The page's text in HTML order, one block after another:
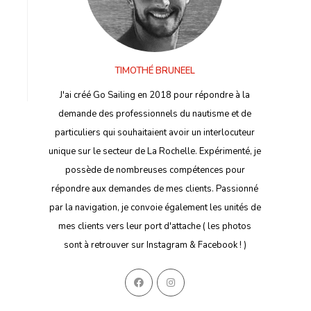
TIMOTHÉ BRUNEEL
J'ai créé Go Sailing en 2018 pour répondre à la
demande des professionnels du nautisme et de
particuliers qui souhaitaient avoir un interlocuteur
unique sur le secteur de La Rochelle. Expérimenté, je
possède de nombreuses compétences pour
répondre aux demandes de mes clients. Passionné
par la navigation, je convoie également les unités de
mes clients vers leur port d'attache ( les photos
sont à retrouver sur Instagram & Facebook ! )